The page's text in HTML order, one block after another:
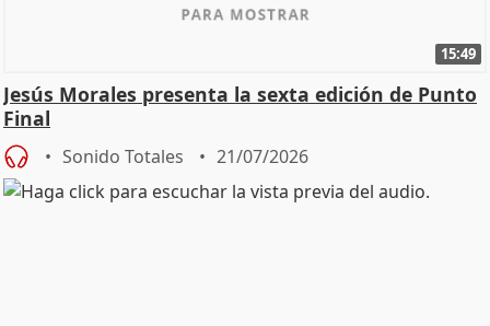
15:49
Jesús Morales presenta la sexta edición de Punto
Final
Sonido Totales 21/07/2026